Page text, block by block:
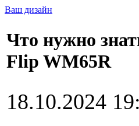
Ваш дизайн
Что нужно
Flip WM65R
18.10.2024